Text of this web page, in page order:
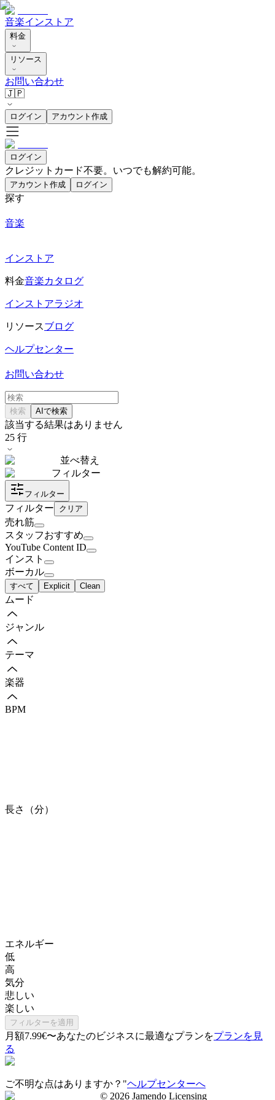
音楽インストア
料金
リソース
お問い合わせ
🇯🇵
ログイン アカウント作成
ログイン
クレジットカード不要。いつでも解約可能。
アカウント作成 ログイン
探す
音楽
インストア
料金音楽カタログ
インストアラジオ
リソースブログ
ヘルプセンター
お問い合わせ
検索 AIで検索
該当する結果はありません
25 行
並べ替え
フィルター
フィルター
フィルター クリア
売れ筋
スタッフおすすめ
YouTube Content ID
インスト
ボーカル
すべて Explicit Clean
ムード
ジャンル
テーマ
楽器
BPM
長さ（分）
エネルギー
低
高
気分
悲しい
楽しい
フィルターを適用
月額7.99€〜あなたのビジネスに最適なプランをプランを見
る
ご不明な点はありますか？"ヘルプセンターへ
© 2026 Jamendo Licensing